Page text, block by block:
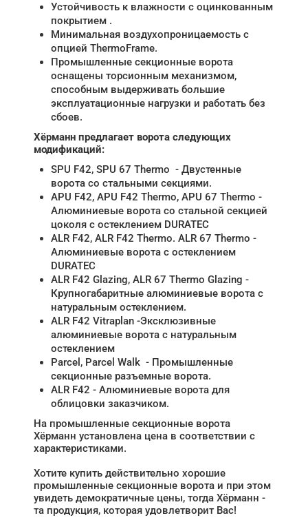
Устойчивость к влажности с оцинкованным
покрытием .
Минимальная воздухопроницаемость с
опцией ThermoFrame.
Промышленные секционные ворота
оснащены торсионным механизмом,
способным выдерживать большие
эксплуатационные нагрузки и работать без
сбоев.
Хёрманн предлагает ворота следующих
модификаций:
SPU F42, SPU 67 Thermo - Двустенные
ворота со стальными секциями.
APU F42, APU F42 Thermo, APU 67 Thermo -
Алюминиевые ворота со стальной секцией
цоколя с остеклением DURATEC
ALR F42, ALR F42 Thermo. ALR 67 Thermo -
Алюминиевые ворота с остеклением
DURATEC
ALR F42 Glazing, ALR 67 Thermo Glazing -
Крупногабаритные алюминиевые ворота с
натуральным остеклением.
ALR F42 Vitraplan -Эксклюзивные
алюминиевые ворота с натуральным
остеклением
Parcel, Parcel Walk - Промышленные
секционные разъемные ворота.
ALR F42 - Алюминиевые ворота для
облицовки заказчиком.
На промышленные секционные ворота
Хёрманн установлена цена в соответствии с
характеристиками.
Хотите купить действительно хорошие
промышленные секционные ворота и при этом
увидеть демократичные цены, тогда Хёрманн -
та продукция, которая удовлетворит Вас!